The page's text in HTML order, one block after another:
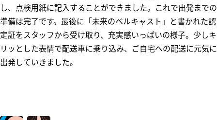
し、点検用紙に記入することができました。これで出発までの
準備は完了です。最後に「未来のベルキャスト」と書かれた認
定証をスタッフから受け取り、充実感いっぱいの様子。少しキ
リッとした表情で配送車に乗り込み、ご自宅への配送に元気に
出発していきました。